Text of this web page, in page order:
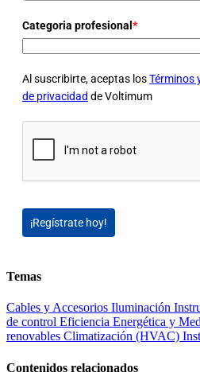
Categoria profesional *
Al suscribirte, aceptas losTérminos
de privacidad de Voltimum
¡Regístrate hoy!
Temas
Cables y Accesorios Iluminación
de control Eficiencia Energética y
renovables Climatización (HVAC)
Contenidos relacionados